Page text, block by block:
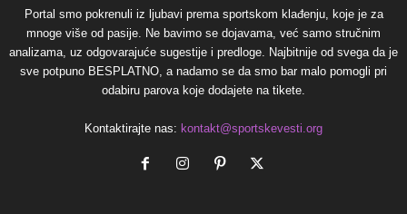
Portal smo pokrenuli iz ljubavi prema sportskom klađenju, koje je za
mnoge više od pasije. Ne bavimo se dojavama, već samo stručnim
analizama, uz odgovarajuće sugestije i predloge. Najbitnije od svega da je
sve potpuno BESPLATNO, a nadamo se da smo bar malo pomogli pri
odabiru parova koje dodajete na tikete.
Kontaktirajte nas: kontakt@sportskevesti.org